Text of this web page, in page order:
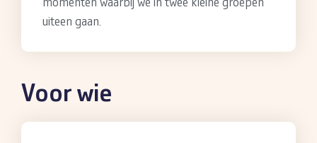
uiteen gaan.
Voor wie